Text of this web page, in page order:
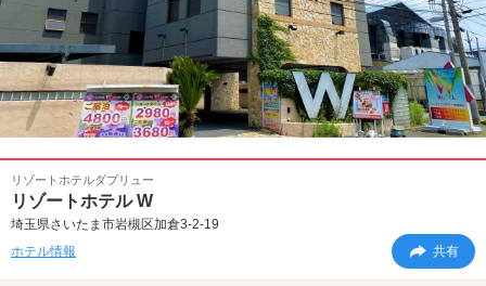
リゾートホテルダブリュー
リゾートホテル W
埼玉県さいたま市岩槻区加倉3-2-19
ホテル情報
共有